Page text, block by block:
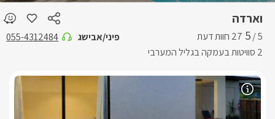
וארדה
5 /
5
2 סוויטות בעמקה בגליל המערבי
פיני/אבישג 055-4312484